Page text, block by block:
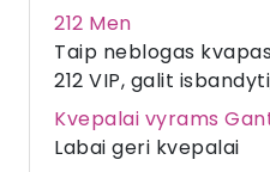
212 Men
Taip neblogas
212 VIP, galit
Kvepalai vyrams
Labai geri kvepalai